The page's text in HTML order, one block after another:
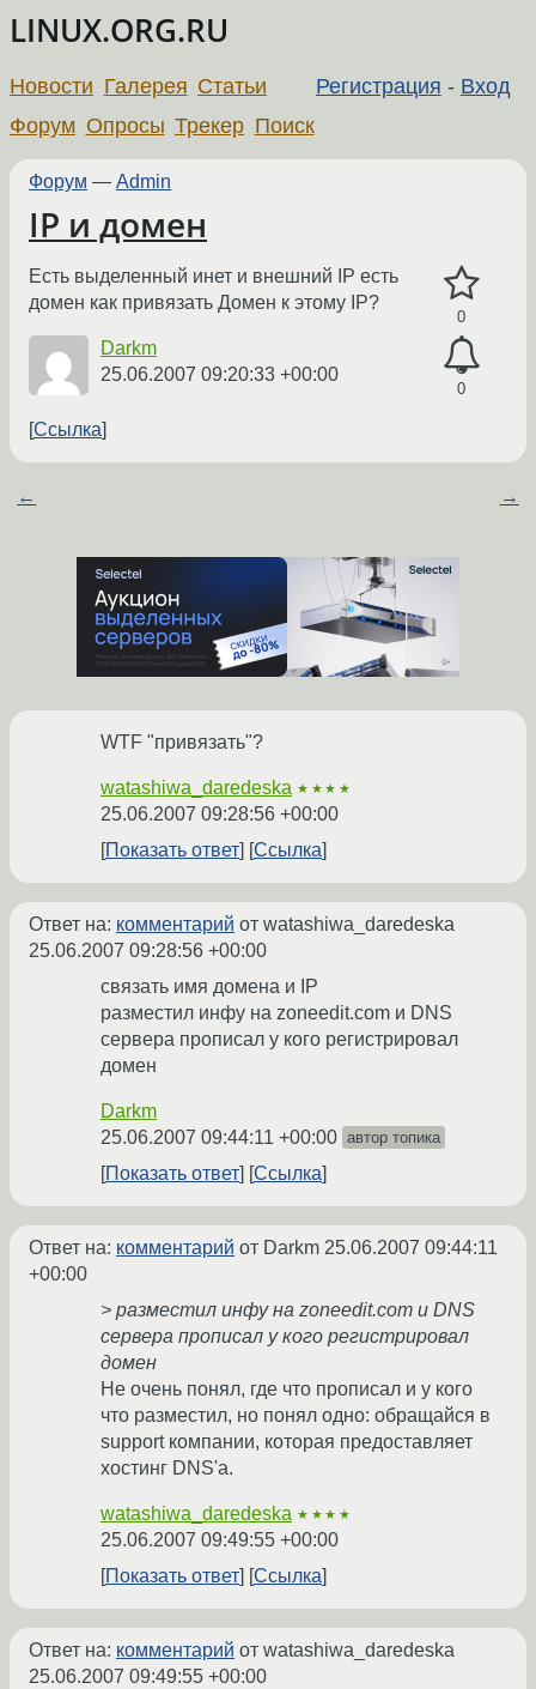
LINUX.ORG.RU
Регистрация - Вход
Новости Галерея Статьи
Форум Опросы Трекер Поиск
Форум — Admin
IP и домен
0
0
Есть выделенный инет и внешний IP есть
домен как привязать Домен к этому IP?
Darkm
25.06.2007 09:20:33 +00:00
Ссылка
← →
WTF "привязать"?
watashiwa_daredeska ★★★★
25.06.2007 09:28:56 +00:00
Показать ответ
Ссылка
Ответ на: комментарий от watashiwa_daredeska
25.06.2007 09:28:56 +00:00
связать имя домена и IP
разместил инфу на zoneedit.com и DNS
сервера прописал у кого регистрировал
домен
Darkm
25.06.2007 09:44:11 +00:00 автор топика
Показать ответ Ссылка
Ответ на: комментарий от Darkm 25.06.2007 09:44:11
+00:00
> разместил инфу на zoneedit.com и DNS
сервера прописал у кого регистрировал
домен
Не очень понял, где что прописал и у кого
что разместил, но понял одно: обращайся в
support компании, которая предоставляет
хостинг DNS'а.
watashiwa_daredeska ★★★★
25.06.2007 09:49:55 +00:00
Показать ответ
Ссылка
Ответ на: комментарий от watashiwa_daredeska
25.06.2007 09:49:55 +00:00